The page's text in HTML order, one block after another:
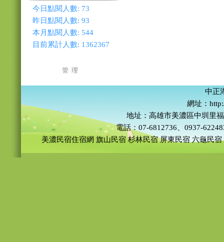
今日點閱人數: 73
昨日點閱人數: 93
本月點閱人數: 544
目前累計人數: 1362367
管 理
中正
網址：
地址：高雄市美濃區中圳里
電話：07-6812736、0937-
美濃民宿住宿網 旗山民宿 杉林民宿 屏東民宿 六龜民宿